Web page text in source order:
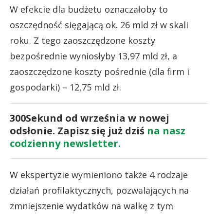
W efekcie dla budżetu oznaczałoby to
oszczędność sięgającą ok. 26 mld zł w skali
roku. Z tego zaoszczędzone koszty
bezpośrednie wyniosłyby 13,97 mld zł, a
zaoszczędzone koszty pośrednie (dla firm i
gospodarki) – 12,75 mld zł.
300Sekund od września w nowej
odsłonie. Zapisz się już dziś na nasz
codzienny newsletter.
W ekspertyzie wymieniono także 4 rodzaje
działań profilaktycznych, pozwalających na
zmniejszenie wydatków na walkę z tym